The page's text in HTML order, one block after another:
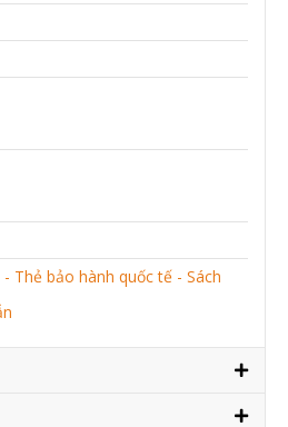
- Thẻ bảo hành quốc tế - Sách